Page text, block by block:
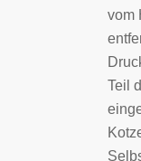
vom
Teil